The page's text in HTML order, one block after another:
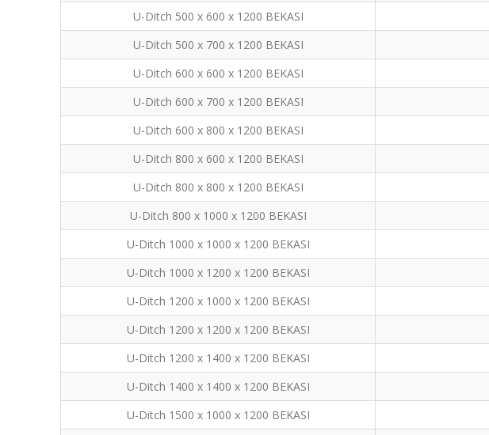
U-Ditch 500 x 600 x 1200 BEKASI
U-Ditch 500 x 700 x 1200 BEKASI
U-Ditch 600 x 600 x 1200 BEKASI
U-Ditch 600 x 700 x 1200 BEKASI
U-Ditch 600 x 800 x 1200 BEKASI
U-Ditch 800 x 600 x 1200 BEKASI
U-Ditch 800 x 800 x 1200 BEKASI
U-Ditch 800 x 1000 x 1200 BEKASI
U-Ditch 1000 x 1000 x 1200 BEKASI
U-Ditch 1000 x 1200 x 1200 BEKASI
U-Ditch 1200 x 1000 x 1200 BEKASI
U-Ditch 1200 x 1200 x 1200 BEKASI
U-Ditch 1200 x 1400 x 1200 BEKASI
U-Ditch 1400 x 1400 x 1200 BEKASI
U-Ditch 1500 x 1000 x 1200 BEKASI